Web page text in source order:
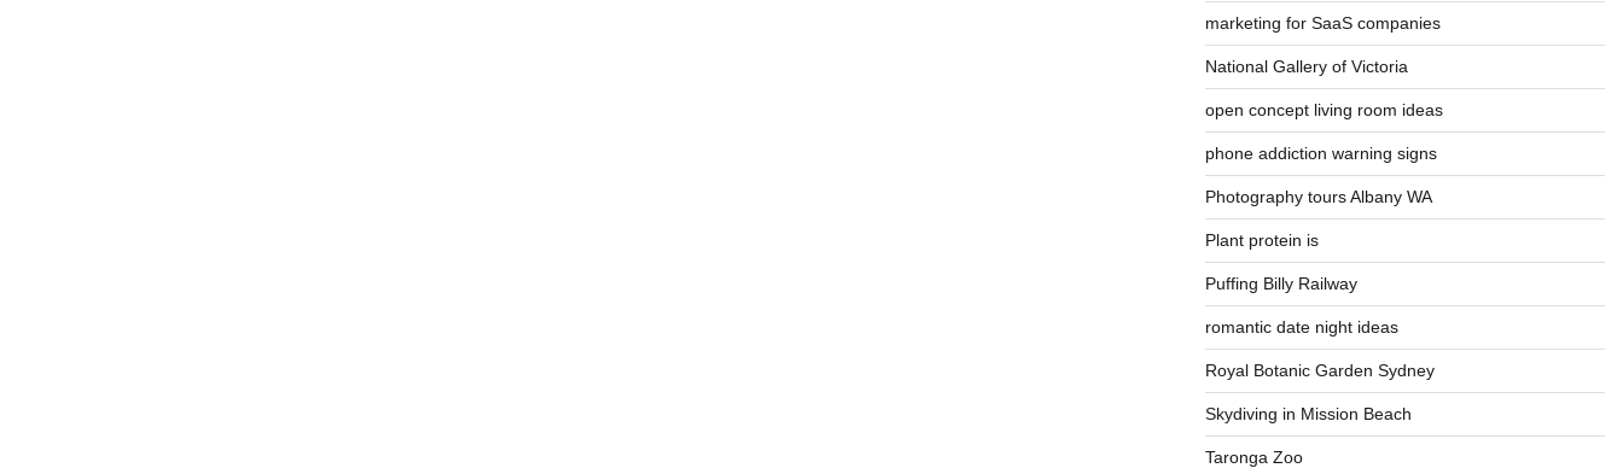
marketing for SaaS companies
National Gallery of Victoria
open concept living room ideas
phone addiction warning signs
Photography tours Albany WA
Plant protein is
Puffing Billy Railway
romantic date night ideas
Royal Botanic Garden Sydney
Skydiving in Mission Beach
Taronga Zoo